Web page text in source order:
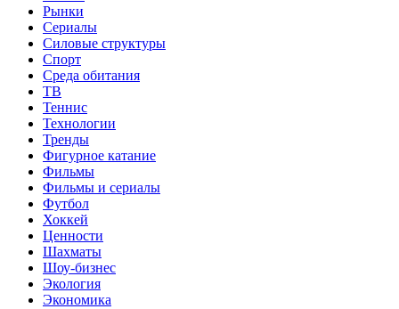
Рынки
Сериалы
Силовые структуры
Спорт
Среда обитания
ТВ
Теннис
Технологии
Тренды
Фигурное катание
Фильмы
Фильмы и сериалы
Футбол
Хоккей
Ценности
Шахматы
Шоу-бизнес
Экология
Экономика